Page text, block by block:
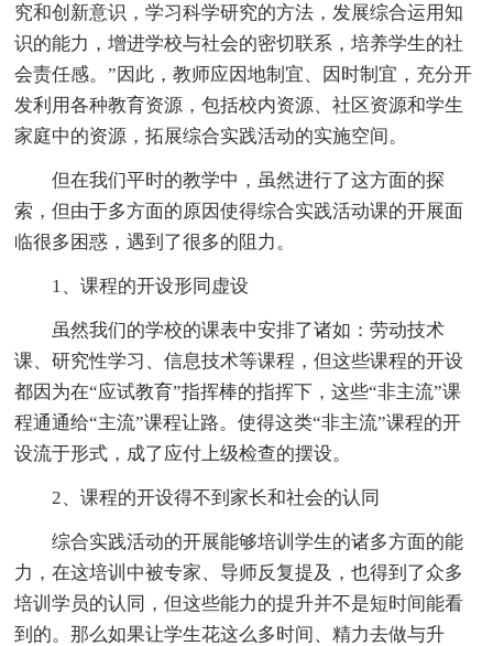
究和创新意识，学习科学研究的方法，发展综合运用知
识的能力，增进学校与社会的密切联系，培养学生的社
会责任感。”因此，教师应因地制宜、因时制宜，充分开
发利用各种教育资源，包括校内资源、社区资源和学生
家庭中的资源，拓展综合实践活动的实施空间。
但在我们平时的教学中，虽然进行了这方面的探
索，但由于多方面的原因使得综合实践活动课的开展面
临很多困惑，遇到了很多的阻力。
1、课程的开设形同虚设
虽然我们的学校的课表中安排了诸如：劳动技术
课、研究性学习、信息技术等课程，但这些课程的开设
都因为在“应试教育”指挥棒的指挥下，这些“非主流”课
程通通给“主流”课程让路。使得这类“非主流”课程的开
设流于形式，成了应付上级检查的摆设。
2、课程的开设得不到家长和社会的认同
综合实践活动的开展能够培训学生的诸多方面的能
力，在这培训中被专家、导师反复提及，也得到了众多
培训学员的认同，但这些能力的提升并不是短时间能看
到的。那么如果让学生花这么多时间、精力去做与升